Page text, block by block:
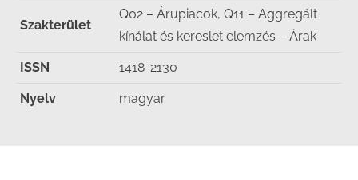
Szakterület
Q02 – Árupiacok, Q11 – Aggregált
kínálat és kereslet elemzés – Árak
ISSN 1418-2130
Nyelv magyar